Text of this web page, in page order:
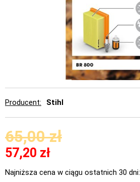
Producent Stihl
65,00zł
57,20 zł
Najniższa cena w ciągu ostatnich 30 dni: